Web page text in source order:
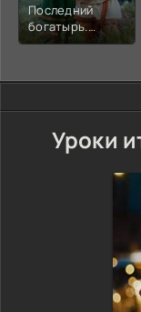
Последний
богатырь.
Колобок (2026)
Уроки